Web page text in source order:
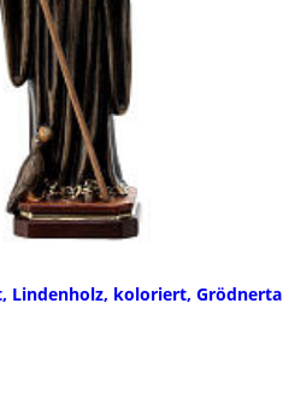
Lindenholz, koloriert,